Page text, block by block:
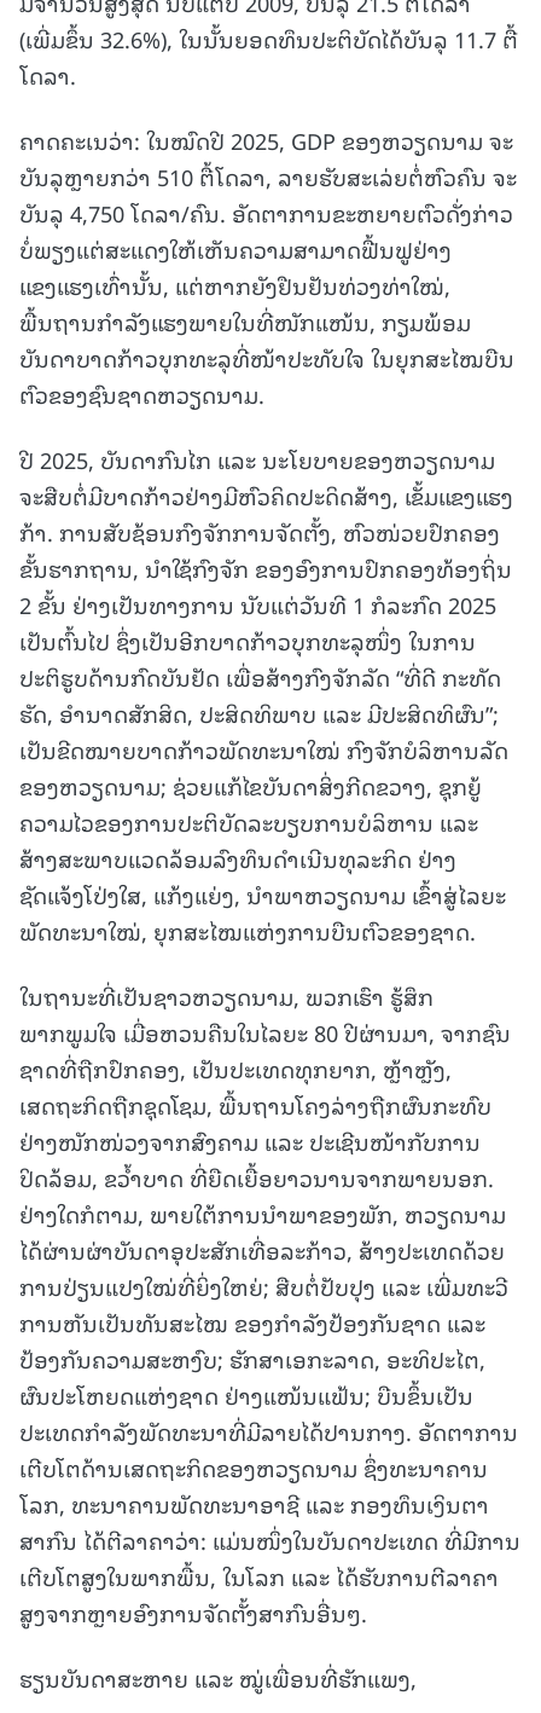
(ເພີ່ມຂຶ້ນ 32.6%), ໃນນັ້ນຍອດທຶນປະຕິບັດໄດ້ບັນລຸ 11.7 ຕື້
ໂດລາ.
ຄາດຄະເນວ່າ: ໃນໝົດປີ 2025, GDP ຂອງຫວຽດນາມ ຈະ
ບັນລຸຫຼາຍກວ່າ 510 ຕື້ໂດລາ, ລາຍຮັບສະເລ່ຍຕໍ່ຫົວຄົນ ຈະ
ບັນລຸ 4,750 ໂດລາ/ຄົນ. ອັດຕາການຂະຫຍາຍຕົວດັ່ງກ່າວ
ບໍ່ພຽງແຕ່ສະແດງໃຫ້ເຫັນຄວາມສາມາດຟື້ນຟູຢ່າງ
ແຂງແຮງເທົ່ານັ້ນ, ແຕ່ຫາກຍັງຢືນຢັນທ່ວງທ່າໃໝ່,
ພື້ນຖານກຳລັງແຮງພາຍໃນທີ່ໜັກແໜ້ນ, ກຽມພ້ອມ
ບັນດາບາດກ້າວບຸກທະລຸທີ່ໜ້າປະທັບໃຈ ໃນຍຸກສະໄໝບືນ
ຕົວຂອງຊົນຊາດຫວຽດນາມ.
ປີ 2025, ບັນດາກົນໄກ ແລະ ນະໂຍບາຍຂອງຫວຽດນາມ
ຈະສືບຕໍ່ມີບາດກ້າວຢ່າງມີຫົວຄິດປະດິດສ້າງ, ເຂັ້ມແຂງແຮງ
ກ້າ. ການສັບຊ້ອນກົງຈັກການຈັດຕັ້ງ, ຫົວໜ່ວຍປົກຄອງ
ຂັ້ນຮາກຖານ, ນຳໃຊ້ກົງຈັກ ຂອງອົງການປົກຄອງທ້ອງຖິ່ນ
2 ຂັ້ນ ຢ່າງເປັນທາງການ ນັບແຕ່ວັນທີ 1 ກໍລະກົດ 2025
ເປັນຕົ້ນໄປ ຊຶ່ງເປັນອີກບາດກ້າວບຸກທະລຸໜຶ່ງ ໃນການ
ປະຕິຮູບດ້ານກົດບັນຢັດ ເພື່ອສ້າງກົງຈັກລັດ “ທີ່ດີ ກະທັດ
ຮັດ, ອຳນາດສັກສິດ, ປະສິດທິພາບ ແລະ ມີປະສິດທິຜົນ”;
ເປັນຂີດໝາຍບາດກ້າວພັດທະນາໃໝ່ ກົງຈັກບໍລິຫານລັດ
ຂອງຫວຽດນາມ; ຊ່ວຍແກ້ໄຂບັນດາສິ່ງກີດຂວາງ, ຊຸກຍູ້
ຄວາມໄວຂອງການປະຕິບັດລະບຽບການບໍລິຫານ ແລະ
ສ້າງສະພາບແວດລ້ອມລົງທຶນດຳເນີນທຸລະກິດ ຢ່າງ
ຊັດແຈ້ງໂປ່ງໃສ, ແກ້ງແຍ່ງ, ນຳພາຫວຽດນາມ ເຂົ້າສູ່ໄລຍະ
ພັດທະນາໃໝ່, ຍຸກສະໄໝແຫ່ງການບືນຕົວຂອງຊາດ.
ໃນຖານະທີ່ເປັນຊາວຫວຽດນາມ, ພວກເຮົາ ຮູ້ສຶກ
ພາກພູມໃຈ ເມື່ອຫວນຄືນໃນໄລຍະ 80 ປີຜ່ານມາ, ຈາກຊົນ
ຊາດທີ່ຖືກປົກຄອງ, ເປັນປະເທດທຸກຍາກ, ຫຼ້າຫຼັງ,
ເສດຖະກິດຖືກຊຸດໂຊມ, ພື້ນຖານໂຄງລ່າງຖືກຜົນກະທົບ
ຢ່າງໜັກໜ່ວງຈາກສົງຄາມ ແລະ ປະເຊີນໜ້າກັບການ
ປິດລ້ອມ, ຂວ້ຳບາດ ທີ່ຍືດເຍື້ອຍາວນານຈາກພາຍນອກ.
ຢ່າງໃດກໍຕາມ, ພາຍໃຕ້ການນຳພາຂອງພັກ, ຫວຽດນາມ
ໄດ້ຜ່ານຜ່າບັນດາອຸປະສັກເທື່ອລະກ້າວ, ສ້າງປະເທດດ້ວຍ
ການປ່ຽນແປງໃໝ່ທີ່ຍິ່ງໃຫຍ່; ສືບຕໍ່ປັບປຸງ ແລະ ເພີ່ມທະວີ
ການຫັນເປັນທັນສະໄໝ ຂອງກຳລັງປ້ອງກັນຊາດ ແລະ
ປ້ອງກັນຄວາມສະຫງົບ; ຮັກສາເອກະລາດ, ອະທິປະໄຕ,
ຜົນປະໂຫຍດແຫ່ງຊາດ ຢ່າງແໜ້ນແຟ້ນ; ບືນຂຶ້ນເປັນ
ປະເທດກຳລັງພັດທະນາທີ່ມີລາຍໄດ້ປານກາງ. ອັດຕາການ
ເຕີບໂຕດ້ານເສດຖະກິດຂອງຫວຽດນາມ ຊຶ່ງທະນາຄານ
ໂລກ, ທະນາຄານພັດທະນາອາຊີ ແລະ ກອງທຶນເງິນຕາ
ສາກົນ ໄດ້ຕີລາຄາວ່າ: ແມ່ນໜຶ່ງໃນບັນດາປະເທດ ທີ່ມີການ
ເຕີບໂຕສູງໃນພາກພື້ນ, ໃນໂລກ ແລະ ໄດ້ຮັບການຕີລາຄາ
ສູງຈາກຫຼາຍອົງການຈັດຕັ້ງສາກົນອື່ນໆ.
ຮຽນບັນດາສະຫາຍ ແລະ ໝູ່ເພື່ອນທີ່ຮັກແພງ,